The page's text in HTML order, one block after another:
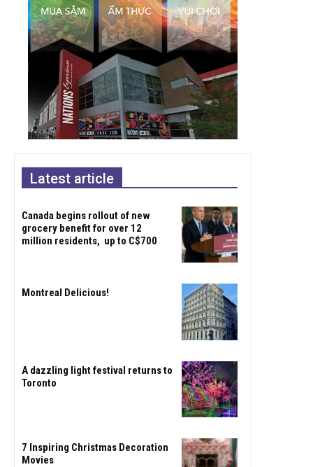
Latest article
Canada begins rollout of new
grocery benefit for over 12
million residents, up to C$700
Montreal Delicious!
A dazzling light festival returns to
Toronto
7 Inspiring Christmas Decoration
Movies